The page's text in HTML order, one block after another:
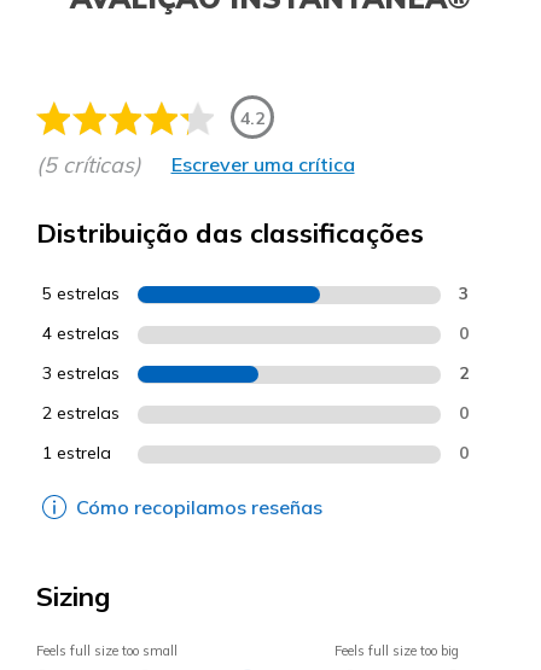
4.2
(5 críticas) Escrever uma crítica
Distribuição das classificações
5 estrelas 3
4 estrelas 0
3 estrelas 2
2 estrelas 0
1 estrela 0
Cómo recopilamos reseñas
Sizing
Feels full size too small Feels full size too big